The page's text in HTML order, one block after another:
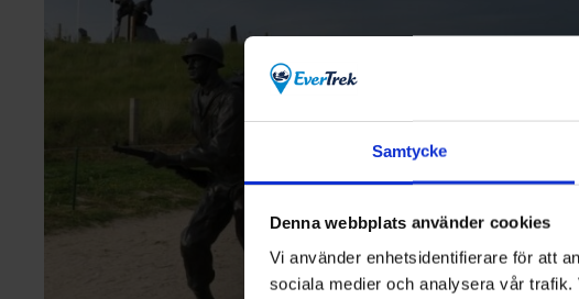
Samtycke
Denna webbplats använder cookies
Vi använder enhetsidentifierare för att
sociala medier och analysera vår